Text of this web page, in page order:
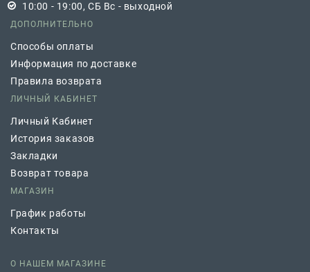
10:00 - 19:00, СБ Вс - выходной
ДОПОЛНИТЕЛЬНО
Способы оплаты
Информация по доставке
Правила возврата
ЛИЧНЫЙ КАБИНЕТ
Личный Кабинет
История заказов
Закладки
Возврат товара
МАГАЗИН
График работы
Контакты
О НАШЕМ МАГАЗИНЕ